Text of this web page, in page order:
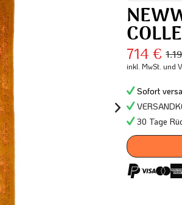
714 €
inkl. MwSt. und
Sofort
30 Tage